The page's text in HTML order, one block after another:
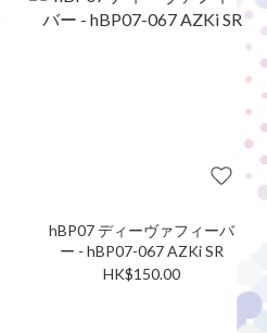
hBP07 ディーヴァフィーバ
ー - hBP07-067 AZKi SR
HK$150.00